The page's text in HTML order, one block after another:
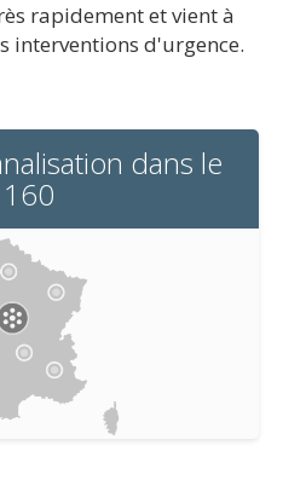
rapidement et vient à
interventions d'urgence.
dans le